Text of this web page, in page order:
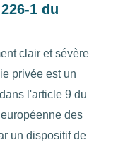
1 du
clair et sévère
privée est un
l'article 9 du
des
un dispositif de